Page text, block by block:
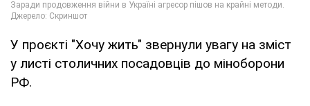
У проєкті "Хочу жить" звернули увагу на зміст
у листі столичних посадовців до міноборони
РФ.